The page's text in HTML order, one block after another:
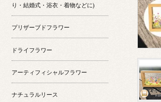
り・結婚式・浴衣・着物などに)
プリザーブドフラワー
ドライフラワー
アーティフィシャルフラワー
ナチュラルリース